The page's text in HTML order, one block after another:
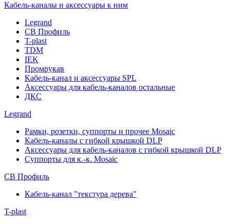
Кабель-каналы и аксессуары к ним
Legrand
СВ Профиль
T-plast
TDM
IEK
Промрукав
Кабель-канал и аксессуары SPL
Аксессуары для кабель-каналов остальные
ДКС
Legrand
Рамки, розетки, суппорты и прочее Mosaic
Кабель-каналы с гибкой крышкой DLP
Аксессуары для кабель-каналов с гибкой крышкой DLP
Суппорты для к.-к. Mosaic
СВ Профиль
Кабель-канал "текстура дерева"
T-plast